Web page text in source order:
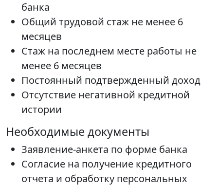
банка
Общий трудовой стаж не менее 6
месяцев
Стаж на последнем месте работы не
менее 6 месяцев
Постоянный подтвержденный доход
Отсутствие негативной кредитной
истории
Необходимые документы
Заявление-анкета по форме банка
Согласие на получение кредитного
отчета и обработку персональных